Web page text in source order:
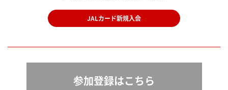
JALカード新規入会
参加登録はこちら